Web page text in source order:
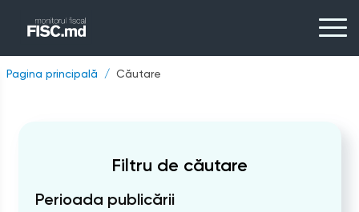
Pagina principală Căutare
Filtru de căutare
Perioada publicării